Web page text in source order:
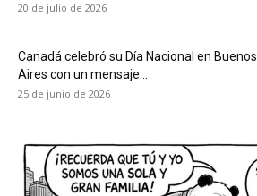
20 de julio de 2026
Canadá celebró su Día Nacional en Buenos
Aires con un mensaje...
25 de junio de 2026